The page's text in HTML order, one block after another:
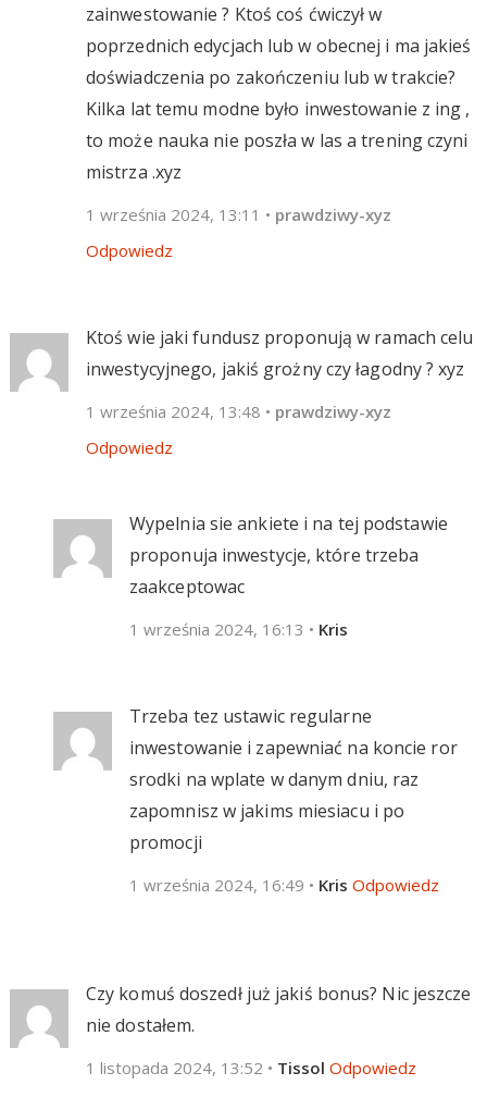
zainwestowanie ? Ktoś coś ćwiczył w
poprzednich edycjach lub w obecnej i ma jakieś
doświadczenia po zakończeniu lub w trakcie?
Kilka lat temu modne było inwestowanie z ing ,
to może nauka nie poszła w las a trening czyni
mistrza .xyz
1 września 2024, 13:11 • prawdziwy-xyz
Odpowiedz
Ktoś wie jaki fundusz proponują w ramach celu
inwestycyjnego, jakiś grożny czy łagodny ? xyz
1 września 2024, 13:48 • prawdziwy-xyz
Odpowiedz
Wypelnia sie ankiete i na tej podstawie
proponuja inwestycje, które trzeba
zaakceptowac
1 września 2024, 16:13 • Kris
Trzeba tez ustawic regularne
inwestowanie i zapewniać na koncie ror
srodki na wplate w danym dniu, raz
zapomnisz w jakims miesiacu i po
promocji
1 września 2024, 16:49 • Kris Odpowiedz
Czy komuś doszedł już jakiś bonus? Nic jeszcze
nie dostałem.
1 listopada 2024, 13:52 • Tissol Odpowiedz